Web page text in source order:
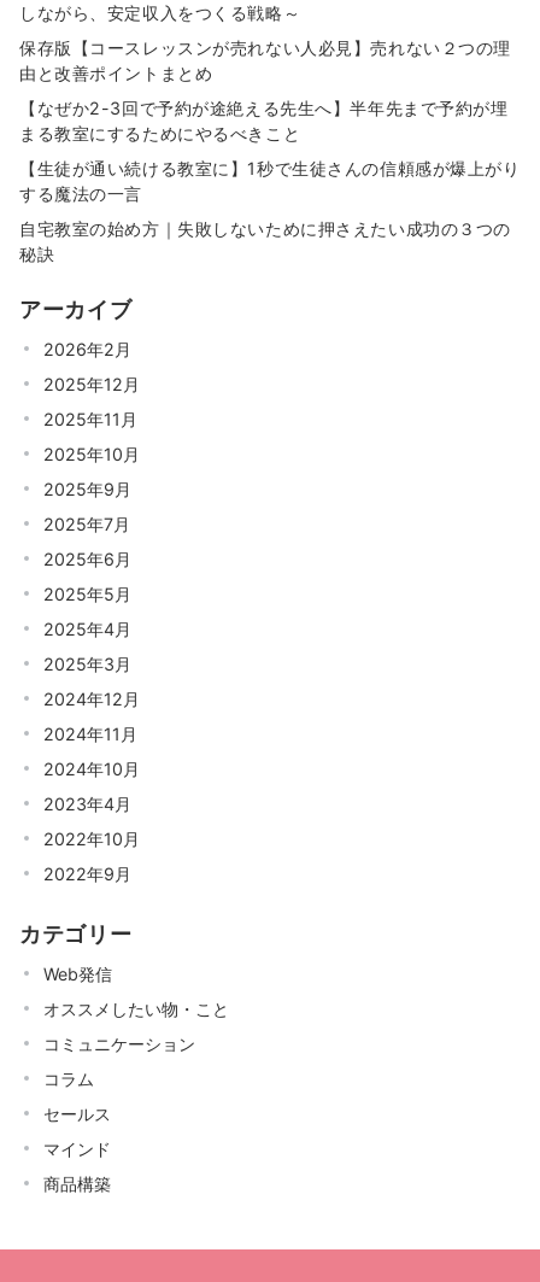
しながら、安定収入をつくる戦略～
保存版【コースレッスンが売れない人必見】売れない２つの理
由と改善ポイントまとめ
【なぜか2-3回で予約が途絶える先生へ】半年先まで予約が埋
まる教室にするためにやるべきこと
【生徒が通い続ける教室に】1秒で生徒さんの信頼感が爆上がり
する魔法の一言
自宅教室の始め方｜失敗しないために押さえたい成功の３つの
秘訣
アーカイブ
2026年2月
2025年12月
2025年11月
2025年10月
2025年9月
2025年7月
2025年6月
2025年5月
2025年4月
2025年3月
2024年12月
2024年11月
2024年10月
2023年4月
2022年10月
2022年9月
カテゴリー
Web発信
オススメしたい物・こと
コミュニケーション
コラム
セールス
マインド
商品構築